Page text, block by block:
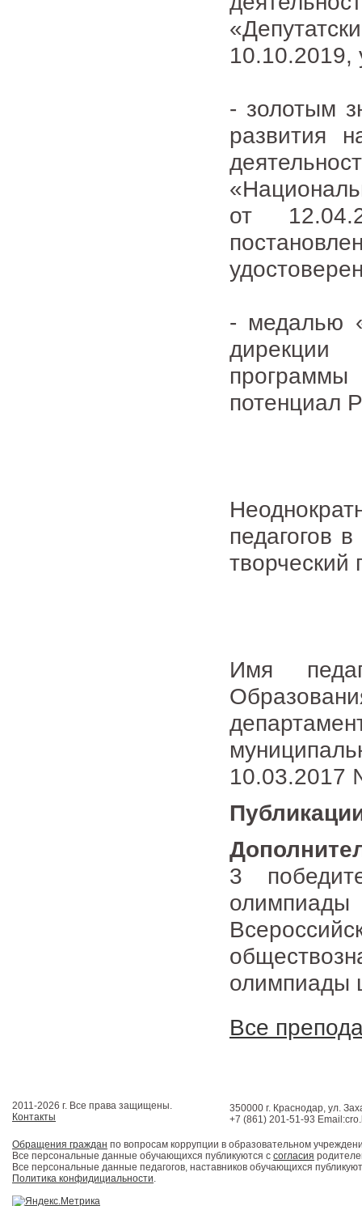
10.10.2019,
- золотым
развития
от
- медалью
дирекции
потенциал
педагогов
творческий
Имя
10.03.2017
3
олимпиады
Все
2011-2026 г. Все права защищены.
Контакты
350000 г. Краснодар, ул.
+7 (861) 201-51-93
Обращения граждан по вопросам коррупции в образовательном
Все персональные данные обучающихся публикуются с согласия
Все персональные данные педагогов, наставников обучающихся
Политика конфидициальности.